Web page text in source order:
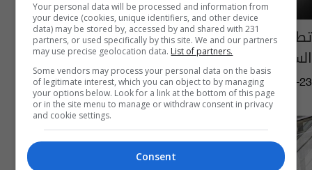
تطمينات بشأن أسعار صرف الدولار المرتفعة في
السوق العراقية
04:05 | 2026-06-23
Your personal data will be processed and information from
your device (cookies, unique identifiers, and other device
data) may be stored by, accessed by and shared with 231
partners, or used specifically by this site. We and our partners
may use precise geolocation data. List of partners.
Some vendors may process your personal data on the basis
of legitimate interest, which you can object to by managing
your options below. Look for a link at the bottom of this page
or in the site menu to manage or withdraw consent in privacy
and cookie settings.
Consent